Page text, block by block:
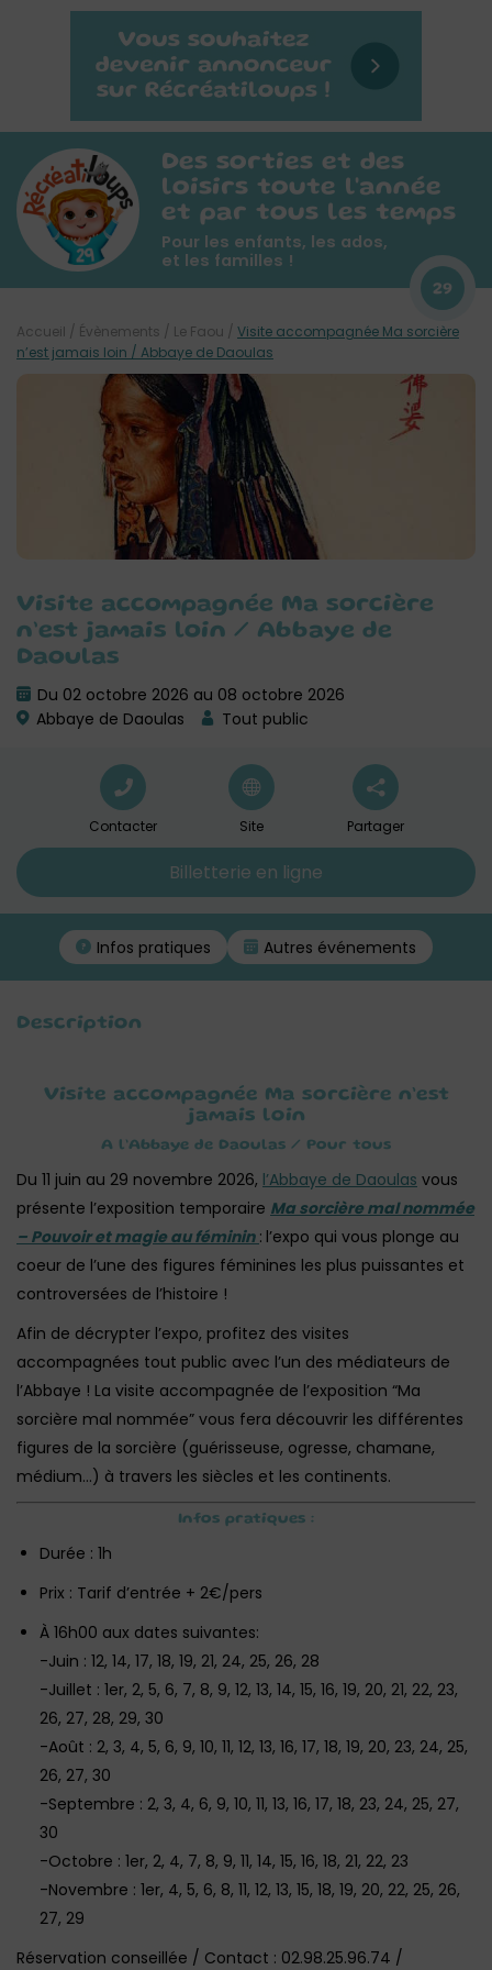
Des sorties et des
loisirs toute l'année
et par tous les temps
Pour les enfants, les ados,
et les familles !
29
Visite accompagnée Ma sorcière
n’est jamais loin / Abbaye de
Daoulas
Du 02 octobre 2026 au 08 octobre 2026
Abbaye de Daoulas
Tout public
Accueil / Évènements / Le Faou / Visite accompagnée Ma sorcière
n’est jamais loin / Abbaye de Daoulas
Contacter Site Partager
Billetterie en ligne
Infos pratiques Autres événements
Description
Visite accompagnée Ma sorcière n’est
jamais loin
A l’Abbaye de Daoulas / Pour tous
Du 11 juin au 29 novembre 2026, l’Abbaye de Daoulas vous
présente l’exposition temporaire Ma sorcière mal nommée
– Pouvoir et magie au féminin : l’expo qui vous plonge au
coeur de l’une des figures féminines les plus puissantes et
controversées de l’histoire !
Afin de décrypter l’expo, profitez des visites
accompagnées tout public avec l’un des médiateurs de
l’Abbaye ! La visite accompagnée de l’exposition “Ma
sorcière mal nommée” vous fera découvrir les différentes
figures de la sorcière (guérisseuse, ogresse, chamane,
médium…) à travers les siècles et les continents.
Infos pratiques :
Durée : 1h
Prix : Tarif d’entrée + 2€/pers‎
À 16h00 aux dates suivantes:
-Juin : 12, 14, 17, 18, 19, 21, 24, 25, 26, 28
-Juillet : 1er, 2, 5, 6, 7, 8, 9, 12, 13, 14, 15, 16, 19, 20, 21, 22, 23,
26, 27, 28, 29, 30
-Août : 2, 3, 4, 5, 6, 9, 10, 11, 12, 13, 16, 17, 18, 19, 20, 23, 24, 25,
26, 27, 30
-Septembre : 2, 3, 4, 6, 9, 10, 11, 13, 16, 17, 18, 23, 24, 25, 27,
30
-Octobre : 1er, 2, 4, 7, 8, 9, 11, 14, 15, 16, 18, 21, 22, 23
-Novembre : 1er, 4, 5, 6, 8, 11, 12, 13, 15, 18, 19, 20, 22, 25, 26,
27, 29
Réservation conseillée / Contact : 02.98.25.96.74 /